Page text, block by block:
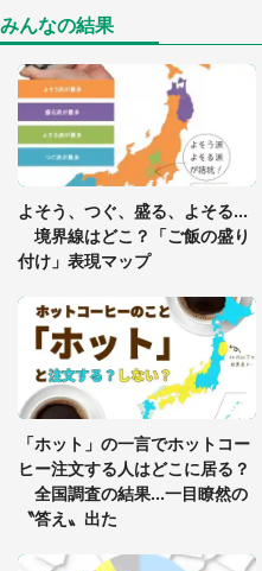
「ゾワゾワする
グっちゃってた
座布団だろ」「
っ暗な道で遭難状
を求めると、住
「孫にあげると
真夏の山道で見
（山口県・30代
みんなの結果
よそう、つぐ、盛る、よそる...
境界線はどこ？「ご飯の盛り
付け」表現マップ
「ホット」の一言でホットコー
ヒー注文する人はどこに居る？
全国調査の結果...一目瞭然の
〝答え〟出た